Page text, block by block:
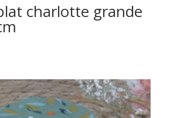
charlotte grande